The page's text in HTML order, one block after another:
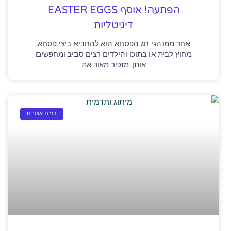
הפתעה! אוסף EASTER EGGS
דיגיטליות
אחד ממנהגי חג הפסחא הוא להחביא ביצי פסחא
מחוץ לבית או בתוכו והילדים רצים סביב ומחפשים
אותן. מזכיר מאוד את
בניית אתרים